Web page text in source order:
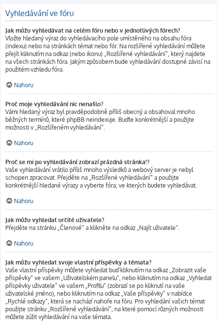
Vyhledávání ve fóru
Jak můžu vyhledávat na celém fóru nebo v jednotlivých fórech?
Vložte hledaný výraz do vyhledávacího pole umístěného na obsahu fóra
(indexu) nebo na stránkách témat nebo fór. Na rozšířené vyhledávání můžete
přejít kliknutím na odkaz (nebo ikonu) „Rozšířené vyhledávání“, který najdete
na všech stránkách fóra. Jakým způsobem bude vyhledávání dostupné závisí na
použitém vzhledu fóra.
Nahoru
Proč moje vyhledávání nic nenašlo?
Vámi hledaný výraz byl pravděpodobně příliš obecný a obsahoval mnoho
běžných termínů, které phpBB neindexuje. Buďte konkrétnější a použijte
možnosti v „Rozšířeném vyhledávání“.
Nahoru
Proč se mi po vyhledávání zobrazí prázdná stránka!?
Vaše vyhledávání vrátilo příliš mnoho výsledků a webový server je nebyl
schopen zpracovat. Přejděte na „Rozšířené vyhledávání“ a použijte
konkrétnější hledané výrazy a vyberte fóra, ve kterých budete vyhledávat.
Nahoru
Jak můžu vyhledat určité uživatele?
Přejděte na stránku „Členové“ a klikněte na odkaz „Najít uživatele“.
Nahoru
Jak můžu vyhledat svoje vlastní příspěvky a témata?
Vaše vlastní příspěvky můžete vyhledat buď kliknutím na odkaz „Zobrazit vaše
příspěvky“ ve vašem „Uživatelském panelu“, nebo kliknutím na odkaz „Vyhledat
příspěvky uživatele“ ve vašem „Profilu“ (zobrazí se po kliknutí na vaše
uživatelské jméno), nebo kliknutím na odkaz „Vaše příspěvky“ v nabídce
„Rychlé odkazy“, která se nachází nahoře na fóru. Pro vyhledání vašich témat
použijte stránku „Rozšířené vyhledávání“, na které pomocí různých možnosti
můžete zúžit vyhledávání na vaše témata.